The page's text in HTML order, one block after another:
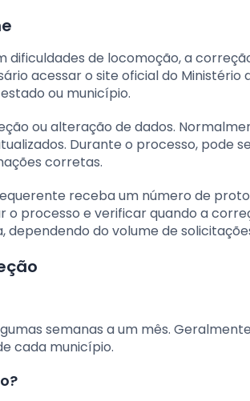
de locomoção, a
acessar o site oficial do Ministério
ou município.
ou alteração de dados.
Durante o processo, pode
corretas.
receba um número de
processo e verificar quando a
do volume de
semanas a um mês.
cada município.